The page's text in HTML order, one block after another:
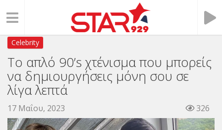
Celebrity
Το απλό 90’s χτένισμα που μπορείς
να δημιουργήσεις μόνη σου σε
λίγα λεπτά
17 Μαΐου, 2023 326